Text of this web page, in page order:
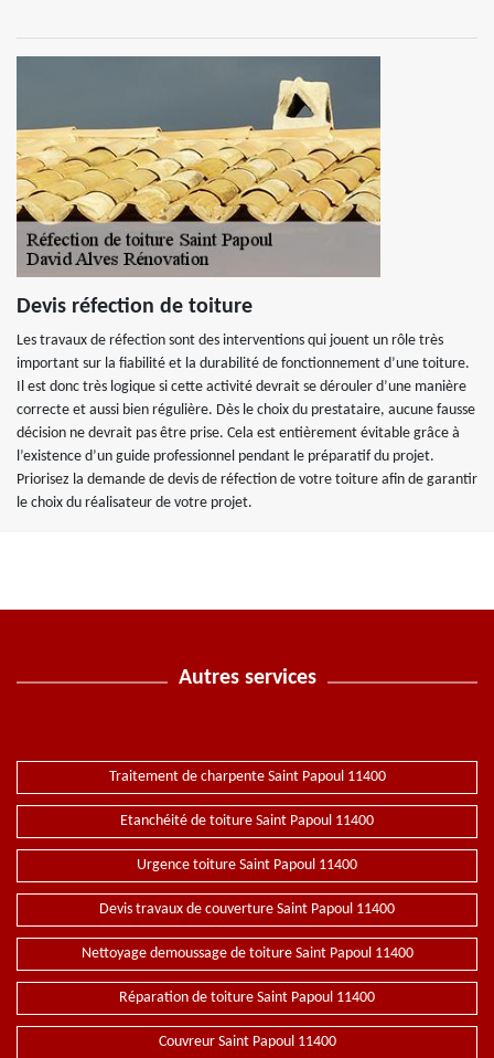
Devis réfection de toiture
Les travaux de réfection sont des interventions qui jouent un rôle très
important sur la fiabilité et la durabilité de fonctionnement d’une toiture.
Il est donc très logique si cette activité devrait se dérouler d’une manière
correcte et aussi bien régulière. Dès le choix du prestataire, aucune fausse
décision ne devrait pas être prise. Cela est entièrement évitable grâce à
l’existence d’un guide professionnel pendant le préparatif du projet.
Priorisez la demande de devis de réfection de votre toiture afin de garantir
le choix du réalisateur de votre projet.
Autres services
Traitement de charpente Saint Papoul 11400
Etanchéité de toiture Saint Papoul 11400
Urgence toiture Saint Papoul 11400
Devis travaux de couverture Saint Papoul 11400
Nettoyage demoussage de toiture Saint Papoul 11400
Réparation de toiture Saint Papoul 11400
Couvreur Saint Papoul 11400